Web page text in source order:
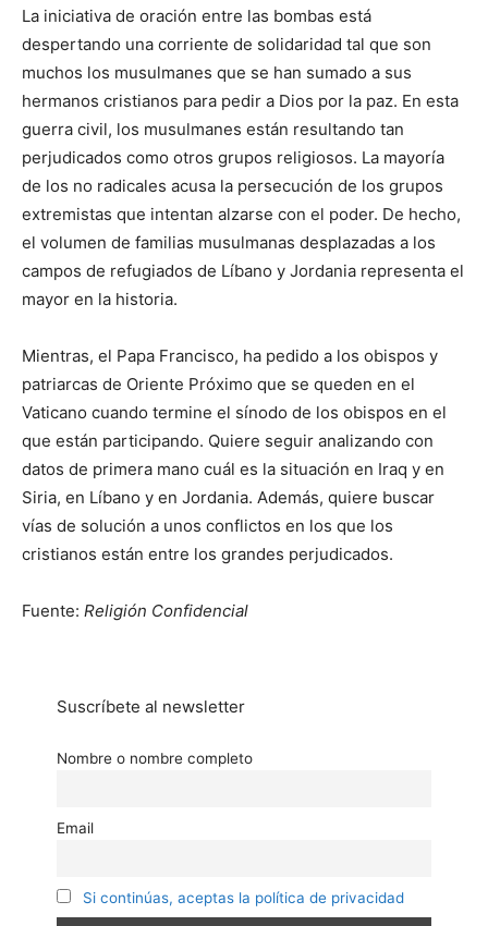
La iniciativa de oración entre las bombas está
despertando una corriente de solidaridad tal que son
muchos los musulmanes que se han sumado a sus
hermanos cristianos para pedir a Dios por la paz. En esta
guerra civil, los musulmanes están resultando tan
perjudicados como otros grupos religiosos. La mayoría
de los no radicales acusa la persecución de los grupos
extremistas que intentan alzarse con el poder. De hecho,
el volumen de familias musulmanas desplazadas a los
campos de refugiados de Líbano y Jordania representa el
mayor en la historia.
Mientras, el Papa Francisco, ha pedido a los obispos y
patriarcas de Oriente Próximo que se queden en el
Vaticano cuando termine el sínodo de los obispos en el
que están participando. Quiere seguir analizando con
datos de primera mano cuál es la situación en Iraq y en
Siria, en Líbano y en Jordania. Además, quiere buscar
vías de solución a unos conflictos en los que los
cristianos están entre los grandes perjudicados.
Fuente: Religión Confidencial
Suscríbete al newsletter
Nombre o nombre completo
Email
Si continúas, aceptas la política de privacidad